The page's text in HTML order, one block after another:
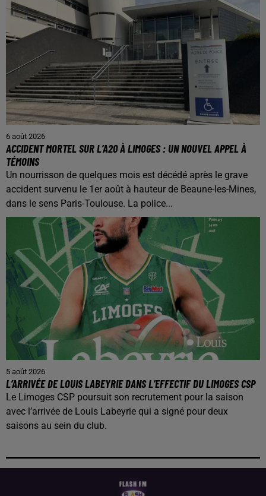
6 août 2026
ACCIDENT MORTEL SUR L’A20 À LIMOGES : UN NOUVEL APPEL À
TÉMOINS
Un nourrisson de quelques mois est décédé après le grave
accident survenu le 1er août à hauteur de Beaune-les-Mines,
dans le sens Paris-Toulouse. La police...
5 août 2026
L’ARRIVÉE DE LOUIS LABEYRIE DANS L’EFFECTIF DU LIMOGES CSP
Le Limoges CSP poursuit son recrutement pour la saison
avec l’arrivée de Louis Labeyrie qui a signé pour deux
saisons au sein du club.